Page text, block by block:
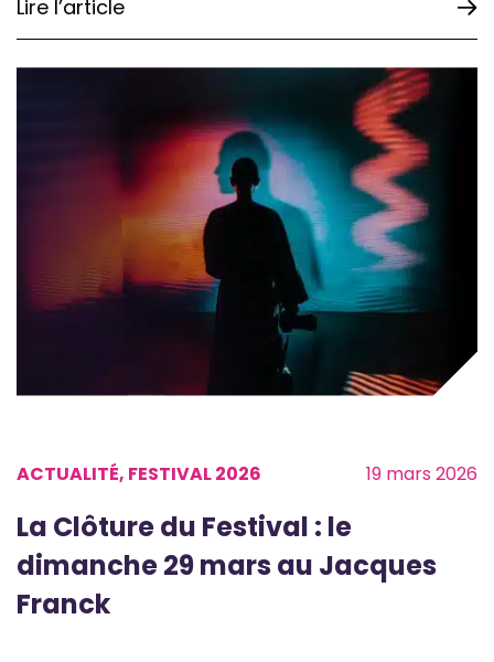
Lire l’article
ACTUALITÉ, FESTIVAL 2026 19 mars 2026
La Clôture du Festival : le
dimanche 29 mars au Jacques
Franck